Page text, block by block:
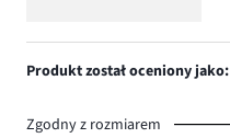
Produkt został oceniony jako:
Zgodny z rozmiarem